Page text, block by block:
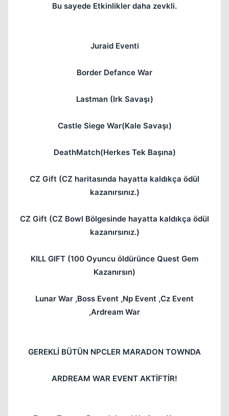
Bu sayede Etkinlikler daha zevkli.
Juraid Eventi
Border Defance War
Lastman (Irk Savaşı)
Castle Siege War(Kale Savaşı)
DeathMatch(Herkes Tek Başına)
CZ Gift (CZ haritasında hayatta kaldıkça ödül
kazanırsınız.)
CZ Gift (CZ Bowl Bölgesinde hayatta kaldıkça ödül
kazanırsınız.)
KILL GIFT (100 Oyuncu öldürünce Quest Gem
Kazanırsın)
Lunar War ,Boss Event ,Np Event ,Cz Event
,Ardream War
GEREKLİ BÜTÜN NPCLER MARADON TOWNDA
ARDREAM WAR EVENT AKTİFTİR!